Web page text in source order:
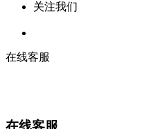
关注我们
在线客服
在线客服